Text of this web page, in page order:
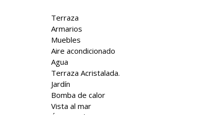
Terraza
Armarios
Muebles
Aire acondicionado
Agua
Terraza Acristalada.
Jardín
Bomba de calor
Vista al mar